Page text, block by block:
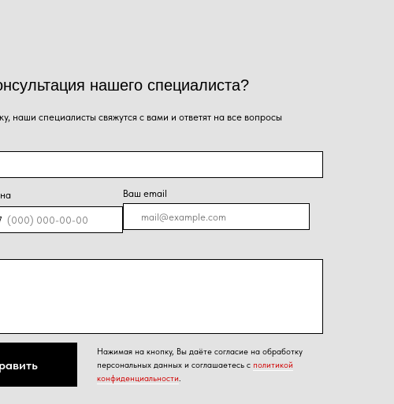
конфиденциальности.